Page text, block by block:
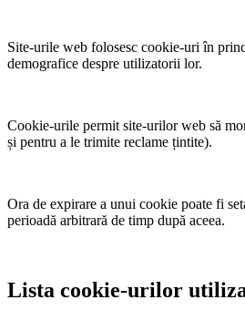
Site-urile web folosesc cookie-uri în
demografice despre utilizatorii lor.
Cookie-urile permit site-urilor web să
și pentru a le trimite reclame țintite).
Ora de expirare a unui cookie poate fi
perioadă arbitrară de timp după aceea.
Lista cookie-urilor